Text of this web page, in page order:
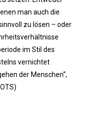
man auch die
zu lösen – oder
im Stil des
vernichtet
der Menschen“,